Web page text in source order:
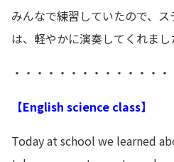
みんなで練習していたので、
は、軽やかに演奏してくれまし
・・・・・・・・・・・・・
【English science class】
Today at school we learned